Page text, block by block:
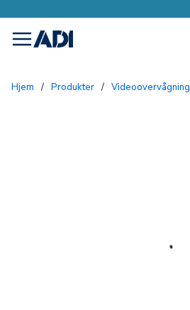
menu
Hjem / Produkter / Videoovervågning